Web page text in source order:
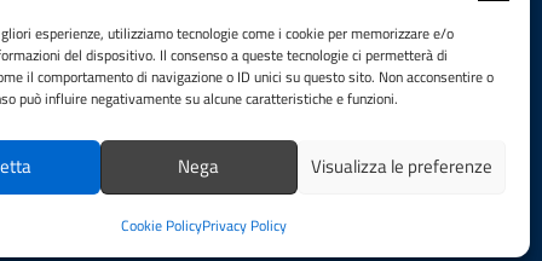
esperienze, utilizziamo tecnologie come i cookie per memorizzare e/o
del dispositivo. Il consenso a queste tecnologie ci permetterà di
il comportamento di navigazione o ID unici su questo sito. Non acconsentire o
può influire negativamente su alcune caratteristiche e funzioni.
Nega Visualizza le preferenze
Cookie PolicyPrivacy Policy